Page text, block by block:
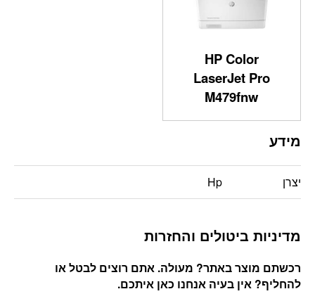
HP Color
LaserJet Pro
M479fnw
מידע
יצרן Hp
מדיניות ביטולים והחזרות
רכשתם מוצר באתר? מעולה. אתם רוצים לבטל או
להחליף? אין בעיה אנחנו כאן איתכם.